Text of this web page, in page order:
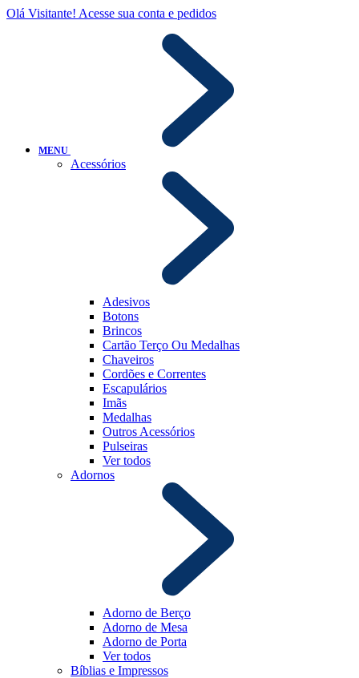
Olá Visitante! Acesse sua conta e pedidos
MENU
Acessórios
Adesivos
Botons
Brincos
Cartão Terço Ou Medalhas
Chaveiros
Cordões e Correntes
Escapulários
Imãs
Medalhas
Outros Acessórios
Pulseiras
Ver todos
Adornos
Adorno de Berço
Adorno de Mesa
Adorno de Porta
Ver todos
Bíblias e Impressos